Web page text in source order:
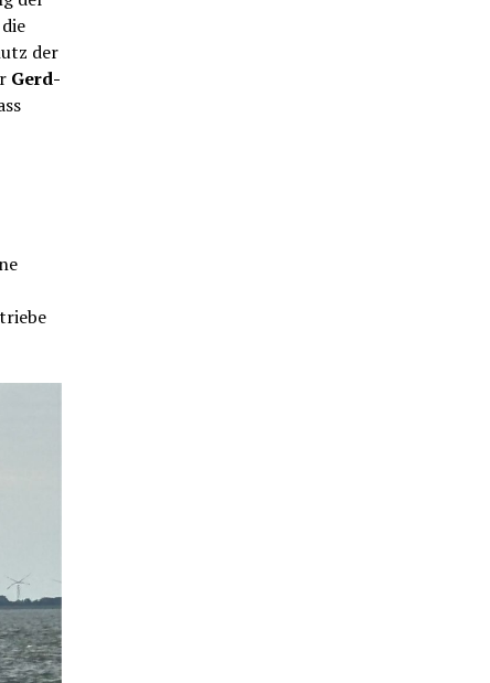
der
Gerd-